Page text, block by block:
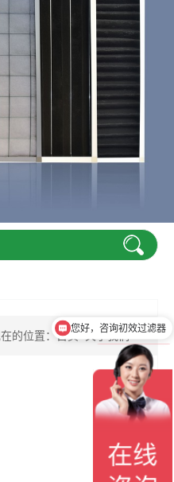
的位置：首页>关于我们
您好，咨询初效过滤器